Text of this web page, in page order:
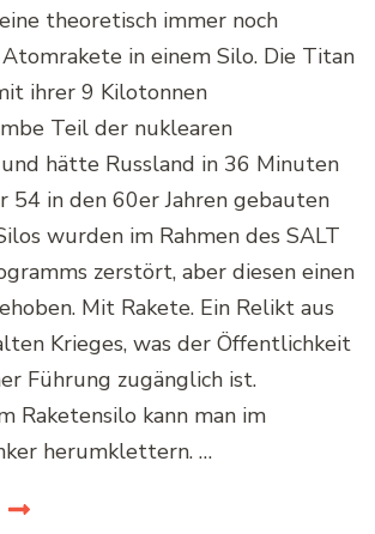
theoretisch immer noch
in einem Silo. Die Titan
ihrer 9 Kilotonnen
Teil der nuklearen
hätte Russland in 36 Minuten
54 in den 60er Jahren gebauten
wurden im Rahmen des SALT
zerstört, aber diesen einen
Mit Rakete. Ein Relikt aus
Krieges, was der Öffentlichkeit
Führung zugänglich ist.
Raketensilo kann man im
herumklettern. …